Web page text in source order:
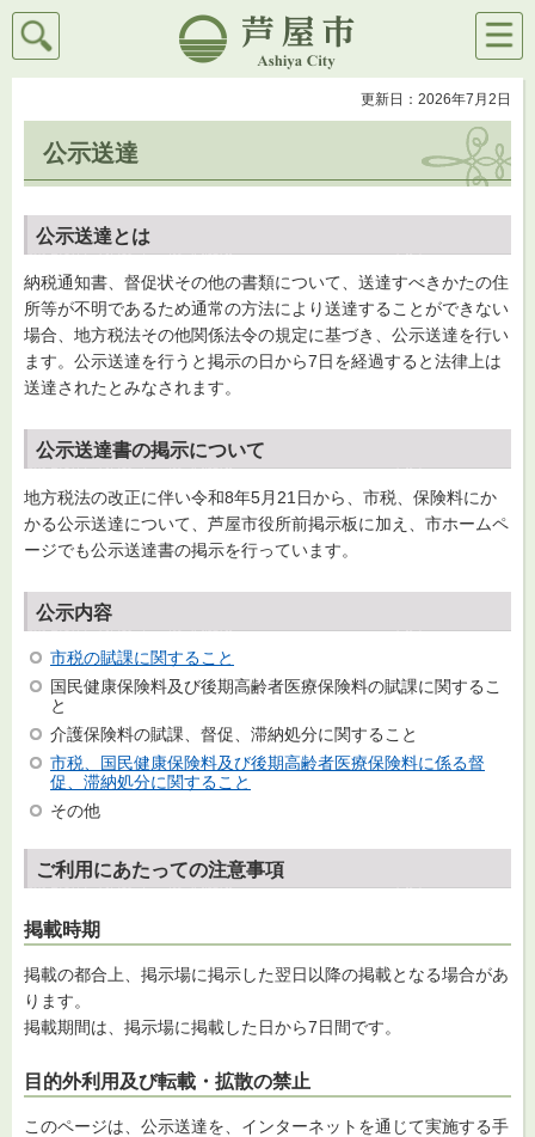
芦屋市
検索
メニ
ュー
更新日：2026年7月2日
公示送達
公示送達とは
納税通知書、督促状その他の書類について、送達すべきかたの住
所等が不明であるため通常の方法により送達することができない
場合、地方税法その他関係法令の規定に基づき、公示送達を行い
ます。公示送達を行うと掲示の日から7日を経過すると法律上は
送達されたとみなされます。
公示送達書の掲示について
地方税法の改正に伴い令和8年5月21日から、市税、保険料にか
かる公示送達について、芦屋市役所前掲示板に加え、市ホームペ
ージでも公示送達書の掲示を行っています。
公示内容
市税の賦課に関すること
国民健康保険料及び後期高齢者医療保険料の賦課に関するこ
と
介護保険料の賦課、督促、滞納処分に関すること
市税、国民健康保険料及び後期高齢者医療保険料に係る督
促、滞納処分に関すること
その他
ご利用にあたっての注意事項
掲載時期
掲載の都合上、掲示場に掲示した翌日以降の掲載となる場合があ
ります。
掲載期間は、掲示場に掲載した日から7日間です。
目的外利用及び転載・拡散の禁止
このページは、公示送達を、インターネットを通じて実施する手